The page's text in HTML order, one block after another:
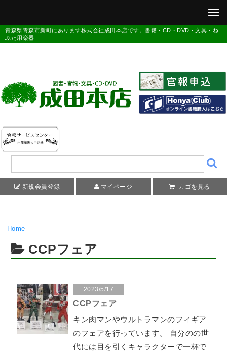
青森県青森市新町にあります株式会社成田本店です。書籍・CD・DVD・文具・ね
ぶた用楽器
新規会員登録 マイページ カゴを見る
Home
CCPフェア
2023/5/17
CCPフェア
キン肉マンやウルトラマンのフィギア
のフェアを行っています。 自分のの世
代には目を引くキャラクターで一杯で